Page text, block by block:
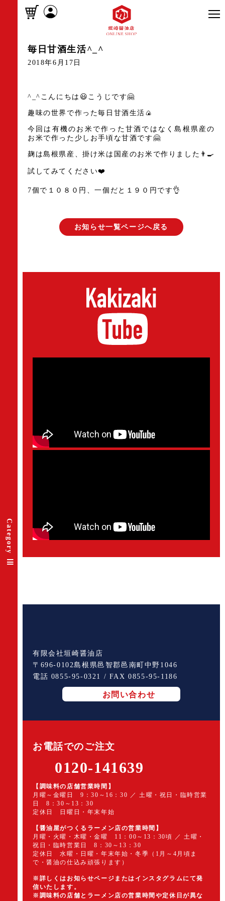
Category
毎日甘酒生活^_^
2018年6月17日
^_^こんにちは😃こうじです🤗
趣味の世界で作った毎日甘酒生活🍙
今回は有機のお米で作った甘酒ではなく島根県産の
お米で作った少しお手頃な甘酒です🤗
麹は島根県産、掛け米は国産のお米で作りました👨‍🍳
試してみてください❤️
7個で１０８０円、一個だと１９０円です👌
お知らせ一覧ページへ戻る
有限会社垣崎醤油店
〒696-0102島根県邑智郡邑南町中野1046
電話 0855-95-0321 / FAX 0855-95-1186
お問い合わせ
お電話でのご注文
0120-141639
【調味料の店舗営業時間】
月曜～金曜日 9：30～16：30 ／ 土曜・祝日・臨時営業
日 8：30～13：30
定休日 日曜日・年末年始
【醤油屋がつくるラーメン店の営業時間】
月曜・火曜・木曜・金曜 11：00～13：30頃 ／ 土曜・
祝日・臨時営業日 8：30～13：30
定休日 水曜・日曜・年末年始・冬季（1月～4月頃ま
で・醤油の仕込み頑張ります）
※詳しくはお知らせページまたはインスタグラムにて発
信いたします。
※調味料の店舗とラーメン店の営業時間や定休日が異な